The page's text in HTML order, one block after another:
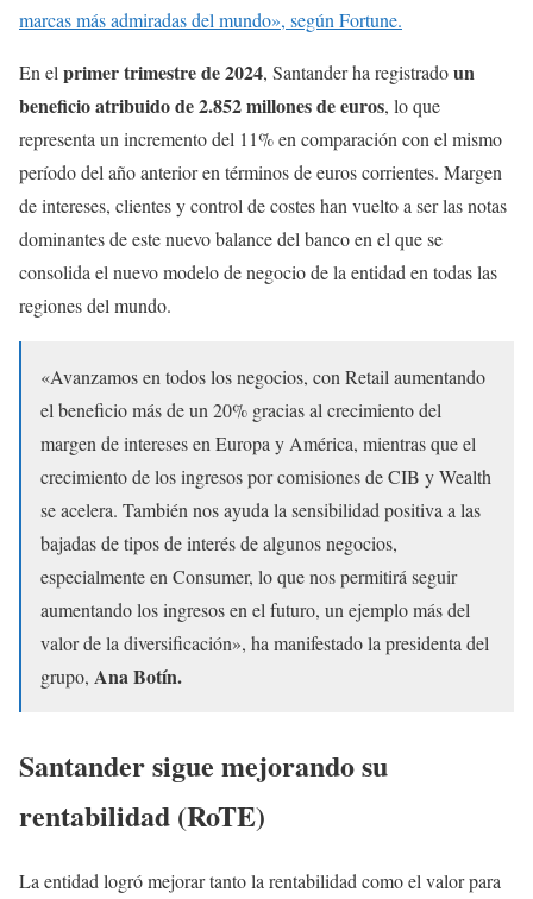
marcas más admiradas del mundo», según Fortune.
En el primer trimestre de 2024, Santander ha registradoun
beneficio atribuido de 2.852 millones de euros, lo que
representa un incremento del 11% en comparación con el mismo
período del año anterior en términos de euros corrientes. Margen
de intereses, clientes y control de costes han vuelto a ser las notas
dominantes de este nuevo balance del banco en el que se
consolida el nuevo modelo de negocio de la entidad en todas las
regiones del mundo.
«Avanzamos en todos los negocios, con Retail aumentando
el beneficio más de un 20% gracias al crecimiento del
margen de intereses en Europa y América, mientras que el
crecimiento de los ingresos por comisiones de CIB y Wealth
se acelera. También nos ayuda la sensibilidad positiva a las
bajadas de tipos de interés de algunos negocios,
especialmente en Consumer, lo que nos permitirá seguir
aumentando los ingresos en el futuro, un ejemplo más del
valor de la diversificación», ha manifestado la presidenta del
grupo, Ana Botín.
Santander sigue mejorando su
rentabilidad (RoTE)
La entidad logró mejorar tanto la rentabilidad como el valor para